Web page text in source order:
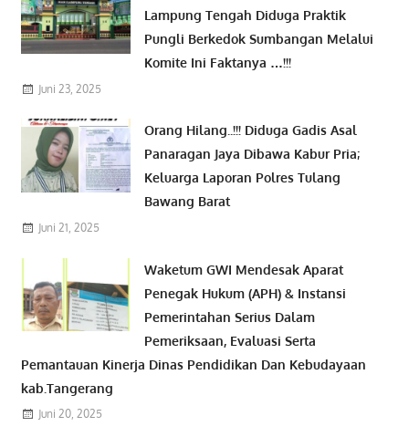
Lampung Tengah Diduga Praktik
Pungli Berkedok Sumbangan Melalui
Komite Ini Faktanya …!!!
Juni 23, 2025
Orang Hilang..!!! Diduga Gadis Asal
Panaragan Jaya Dibawa Kabur Pria;
Keluarga Laporan Polres Tulang
Bawang Barat
Juni 21, 2025
Waketum GWI Mendesak Aparat
Penegak Hukum (APH) & Instansi
Pemerintahan Serius Dalam
Pemeriksaan, Evaluasi Serta
Pemantauan Kinerja Dinas Pendidikan Dan Kebudayaan
kab.Tangerang
Juni 20, 2025